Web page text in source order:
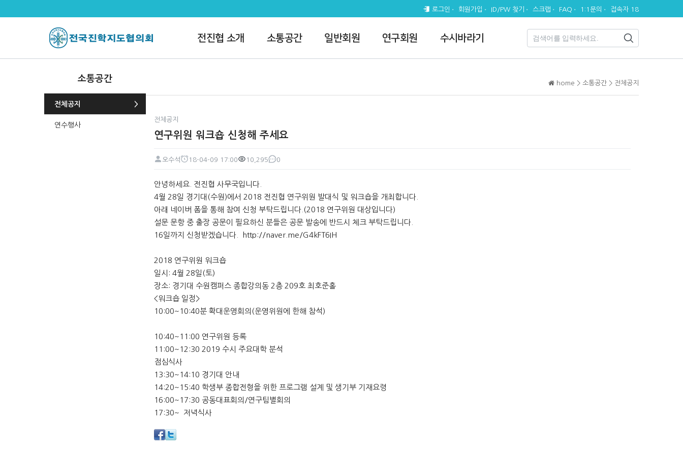
로그인 회원가입 ID/PW 찾기 스크랩 FAQ 1:1문의 접속자 18
전진협 소개 소통공간 일반회원 연구회원 수시바라기
소통공간
전체공지
연수행사
home > 소통공간 > 전체공지
전체공지
연구위원 워크숍 신청해 주세요
페이지 정보
오수석
18-04-09 17:00
10,295
0
본문
안녕하세요. 전진협 사무국입니다.
4월 28일 경기대(수원)에서 2018 전진협 연구위원 발대식 및 워크숍을 개최합니다.
아래 네이버 폼을 통해 참여 신청 부탁드립니다.(2018 연구위원 대상입니다)
설문 문항 중 출장 공문이 필요하신 분들은 공문 발송에 반드시 체크 부탁드립니다.
16일까지 신청받겠습니다.
http://naver.me/G4kFT6IH
2018 연구위원 워크숍
일시: 4월 28일(토)
장소: 경기대 수원캠퍼스 종합강의동 2층 209호 최호준홀
<워크숍 일정>
10:00~10:40분 확대운영회의(운영위원에 한해 참석)
10:40~11:00 연구위원 등록
11:00~12:30 2019 수시 주요대학 분석
점심식사
13:30~14:10 경기대 안내
14:20~15:40 학생부 종합전형을 위한 프로그램 설계 및 생기부 기재요령
16:00~17:30 공동대표회의/연구팀별회의
17:30~ 저녁식사